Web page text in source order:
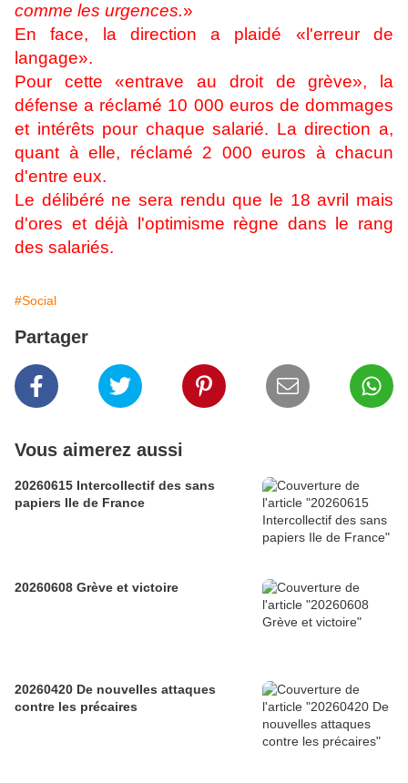
comme les urgences.»
En face, la direction a plaidé «l'erreur de
langage».
Pour cette «entrave au droit de grève», la
défense a réclamé 10 000 euros de dommages
et intérêts pour chaque salarié. La direction a,
quant à elle, réclamé 2 000 euros à chacun
d'entre eux.
Le délibéré ne sera rendu que le 18 avril mais
d'ores et déjà l'optimisme règne dans le rang
des salariés.
#Social
Partager
Vous aimerez aussi
20260615 Intercollectif des sans
papiers Ile de France
20260608 Grève et victoire
20260420 De nouvelles attaques
contre les précaires